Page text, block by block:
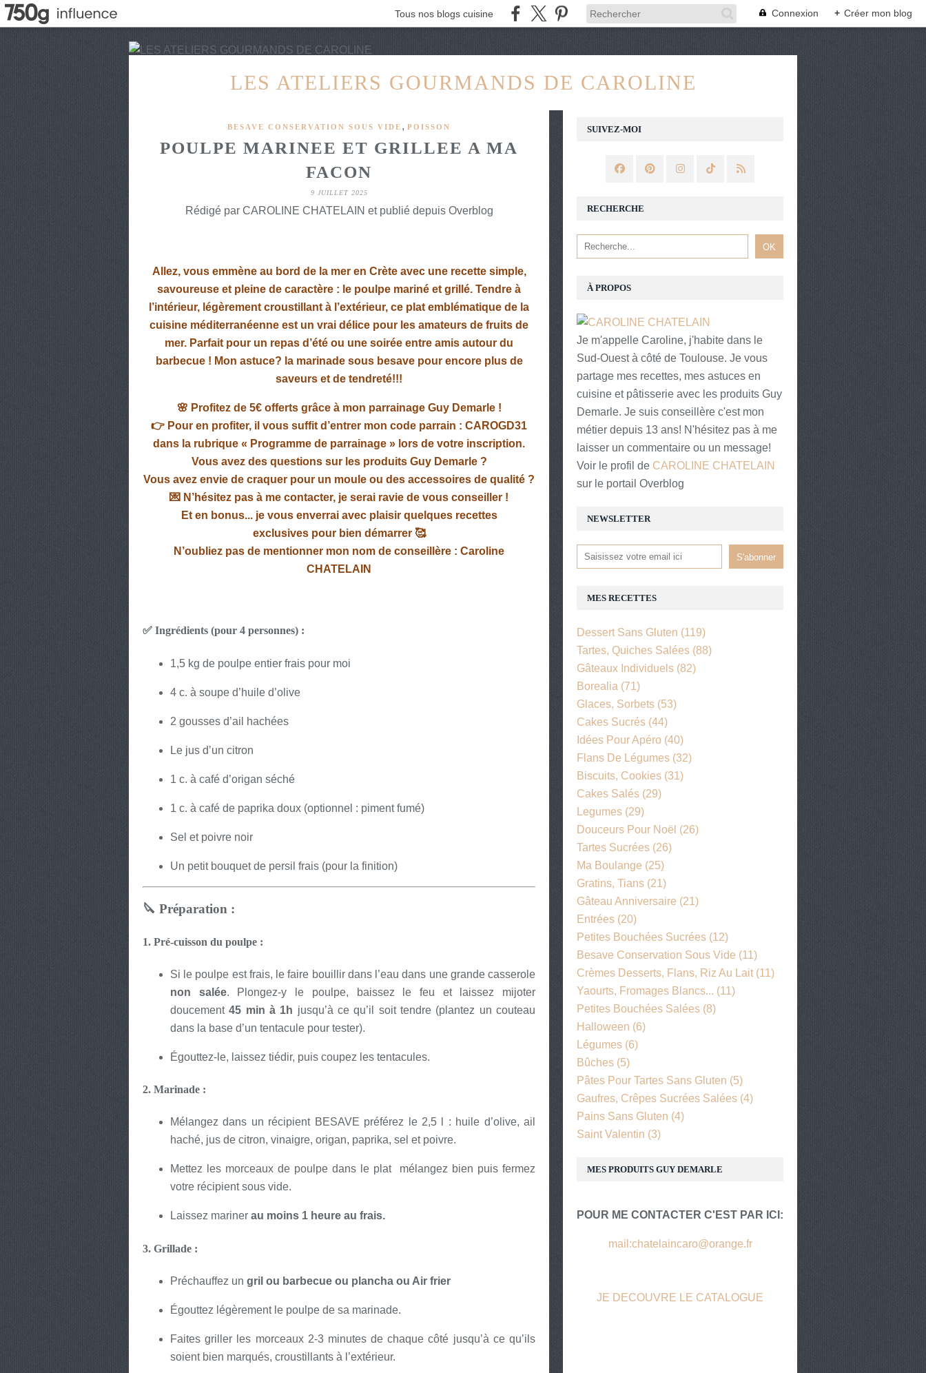
Tous nos blogs cuisine Connexion + Créer mon blog
LES ATELIERS GOURMANDS DE CAROLINE
BESAVE CONSERVATION SOUS VIDE , POISSON
POULPE MARINEE ET GRILLEE A MA
FACON
9 JUILLET 2025
Rédigé par CAROLINE CHATELAIN et publié depuis Overblog
Allez, vous emmène au bord de la mer en Crète avec une recette simple,
savoureuse et pleine de caractère : le poulpe mariné et grillé. Tendre à
l’intérieur, légèrement croustillant à l’extérieur, ce plat emblématique de la
cuisine méditerranéenne est un vrai délice pour les amateurs de fruits de
mer. Parfait pour un repas d’été ou une soirée entre amis autour du
barbecue ! Mon astuce? la marinade sous besave pour encore plus de
saveurs et de tendreté!!!
🌸 Profitez de 5€ offerts grâce à mon parrainage Guy Demarle !
👉 Pour en profiter, il vous suffit d’entrer mon code parrain : CAROGD31
dans la rubrique « Programme de parrainage » lors de votre inscription.
Vous avez des questions sur les produits Guy Demarle ?
Vous avez envie de craquer pour un moule ou des accessoires de qualité ?
💌 N’hésitez pas à me contacter, je serai ravie de vous conseiller !
Et en bonus... je vous enverrai avec plaisir quelques recettes
exclusives pour bien démarrer 🥰
N’oubliez pas de mentionner mon nom de conseillère : Caroline
CHATELAIN
✅ Ingrédients (pour 4 personnes) :
1,5 kg de poulpe entier frais pour moi
4 c. à soupe d’huile d’olive
2 gousses d’ail hachées
Le jus d’un citron
1 c. à café d’origan séché
1 c. à café de paprika doux (optionnel : piment fumé)
Sel et poivre noir
Un petit bouquet de persil frais (pour la finition)
🔪 Préparation :
1. Pré-cuisson du poulpe :
Si le poulpe est frais, le faire bouillir dans l’eau dans une grande casserole
non salée. Plongez-y le poulpe, baissez le feu et laissez mijoter
doucement45 min à 1h jusqu’à ce qu’il soit tendre (plantez un couteau
dans la base d’un tentacule pour tester).
Égouttez-le, laissez tiédir, puis coupez les tentacules.
2. Marinade :
Mélangez dans un récipient BESAVE préférez le 2,5 l : huile d’olive, ail
haché, jus de citron, vinaigre, origan, paprika, sel et poivre.
Mettez les morceaux de poulpe dans le plat mélangez bien puis fermez
votre récipient sous vide.
Laissez mariner au moins 1 heure au frais.
3. Grillade :
Préchauffez un gril ou barbecue ou plancha ou Air frier
Égouttez légèrement le poulpe de sa marinade.
Faites griller les morceaux 2-3 minutes de chaque côté jusqu’à ce qu’ils
soient bien marqués, croustillants à l’extérieur.
NEWSLETTER
SUIVEZ-MOI
RECHERCHE
À PROPOS
Je m'appelle Caroline, j'habite dans le
Sud-Ouest à côté de Toulouse. Je vous
partage mes recettes, mes astuces en
cuisine et pâtisserie avec les produits Guy
Demarle. Je suis conseillère c'est mon
métier depuis 13 ans! N'hésitez pas à me
laisser un commentaire ou un message!
Voir le profil de CAROLINE CHATELAIN
sur le portail Overblog
MES RECETTES
Dessert Sans Gluten (119)
Tartes, Quiches Salées (88)
Gâteaux Individuels (82)
Borealia (71)
Glaces, Sorbets (53)
Cakes Sucrés (44)
Idées Pour Apéro (40)
Flans De Légumes (32)
Biscuits, Cookies (31)
Cakes Salés (29)
Legumes (29)
Douceurs Pour Noël (26)
Tartes Sucrées (26)
Ma Boulange (25)
Gratins, Tians (21)
Gâteau Anniversaire (21)
Entrées (20)
Petites Bouchées Sucrées (12)
Besave Conservation Sous Vide (11)
Crèmes Desserts, Flans, Riz Au Lait (11)
Yaourts, Fromages Blancs... (11)
Petites Bouchées Salées (8)
Halloween (6)
Légumes (6)
Bûches (5)
Pâtes Pour Tartes Sans Gluten (5)
Gaufres, Crêpes Sucrées Salées (4)
Pains Sans Gluten (4)
Saint Valentin (3)
MES PRODUITS GUY DEMARLE
POUR ME CONTACTER C'EST PAR ICI:
mail:chatelaincaro@orange.fr
JE DECOUVRE LE CATALOGUE